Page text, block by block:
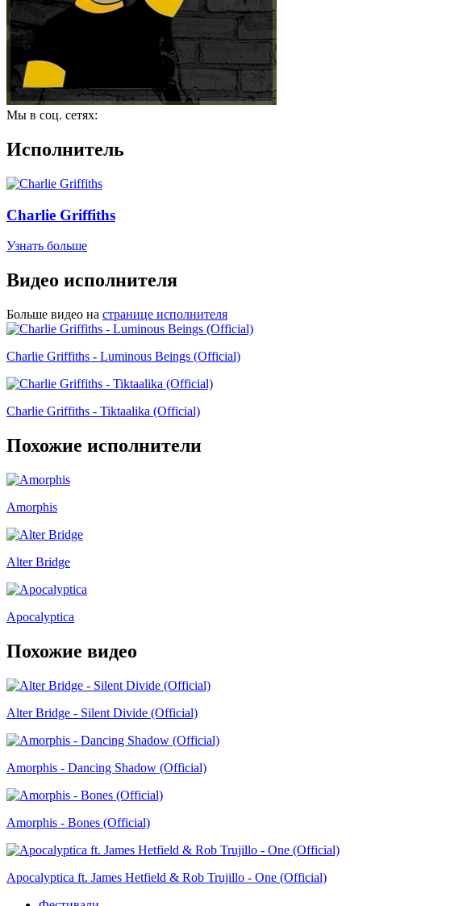
Мы в соц. сетях:
Исполнитель
Charlie Griffiths
Узнать больше
Видео исполнителя
Больше видео на странице исполнителя
Charlie Griffiths - Luminous Beings (Official)
Charlie Griffiths - Tiktaalika (Official)
Похожие исполнители
Amorphis
Alter Bridge
Apocalyptica
Похожие видео
Alter Bridge - Silent Divide (Official)
Amorphis - Dancing Shadow (Official)
Amorphis - Bones (Official)
Apocalyptica ft. James Hetfield & Rob Trujillo - One (Official)